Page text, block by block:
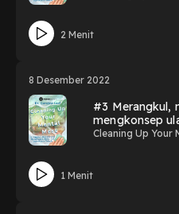
2 Menit
8 Desember 2022
#3 Merangkul,
mengkonsep
Neurocycle.
Cleaning Up Your
1 Menit